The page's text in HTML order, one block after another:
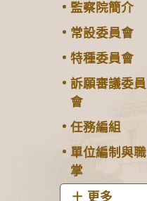
監察院簡介
常設委員會
特種委員會
訴願審議委員
會
任務編組
單位編制與職
掌
更多